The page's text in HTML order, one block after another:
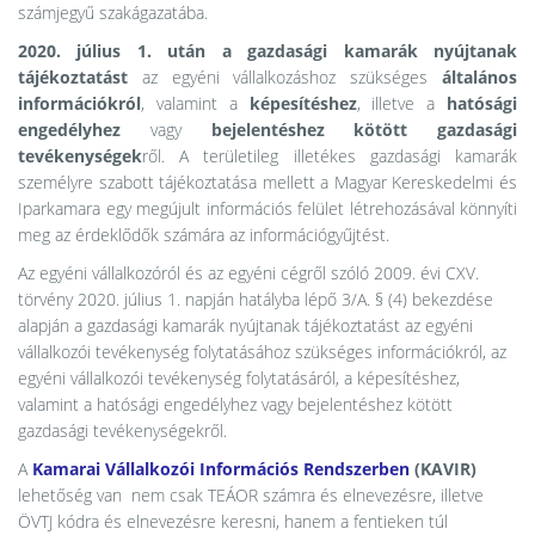
számjegyű szakágazatába.
2020. július 1. után a gazdasági kamarák nyújtanak
tájékoztatást az egyéni vállalkozáshoz szükséges általános
információkról, valamint a képesítéshez, illetve a hatósági
engedélyhez vagy bejelentéshez kötött gazdasági
tevékenységekről. A területileg illetékes gazdasági kamarák
személyre szabott tájékoztatása mellett a Magyar Kereskedelmi és
Iparkamara egy megújult információs felület létrehozásával könnyíti
meg az érdeklődők számára az információgyűjtést.
Az egyéni vállalkozóról és az egyéni cégről szóló 2009. évi CXV.
törvény 2020. július 1. napján hatályba lépő 3/A. § (4) bekezdése
alapján a gazdasági kamarák nyújtanak tájékoztatást az egyéni
vállalkozói tevékenység folytatásához szükséges információkról, az
egyéni vállalkozói tevékenység folytatásáról, a képesítéshez,
valamint a hatósági engedélyhez vagy bejelentéshez kötött
gazdasági tevékenységekről.
A Kamarai Vállalkozói Információs Rendszerben (KAVIR)
lehetőség van nem csak TEÁOR számra és elnevezésre, illetve
ÖVTJ kódra és elnevezésre keresni, hanem a fentieken túl